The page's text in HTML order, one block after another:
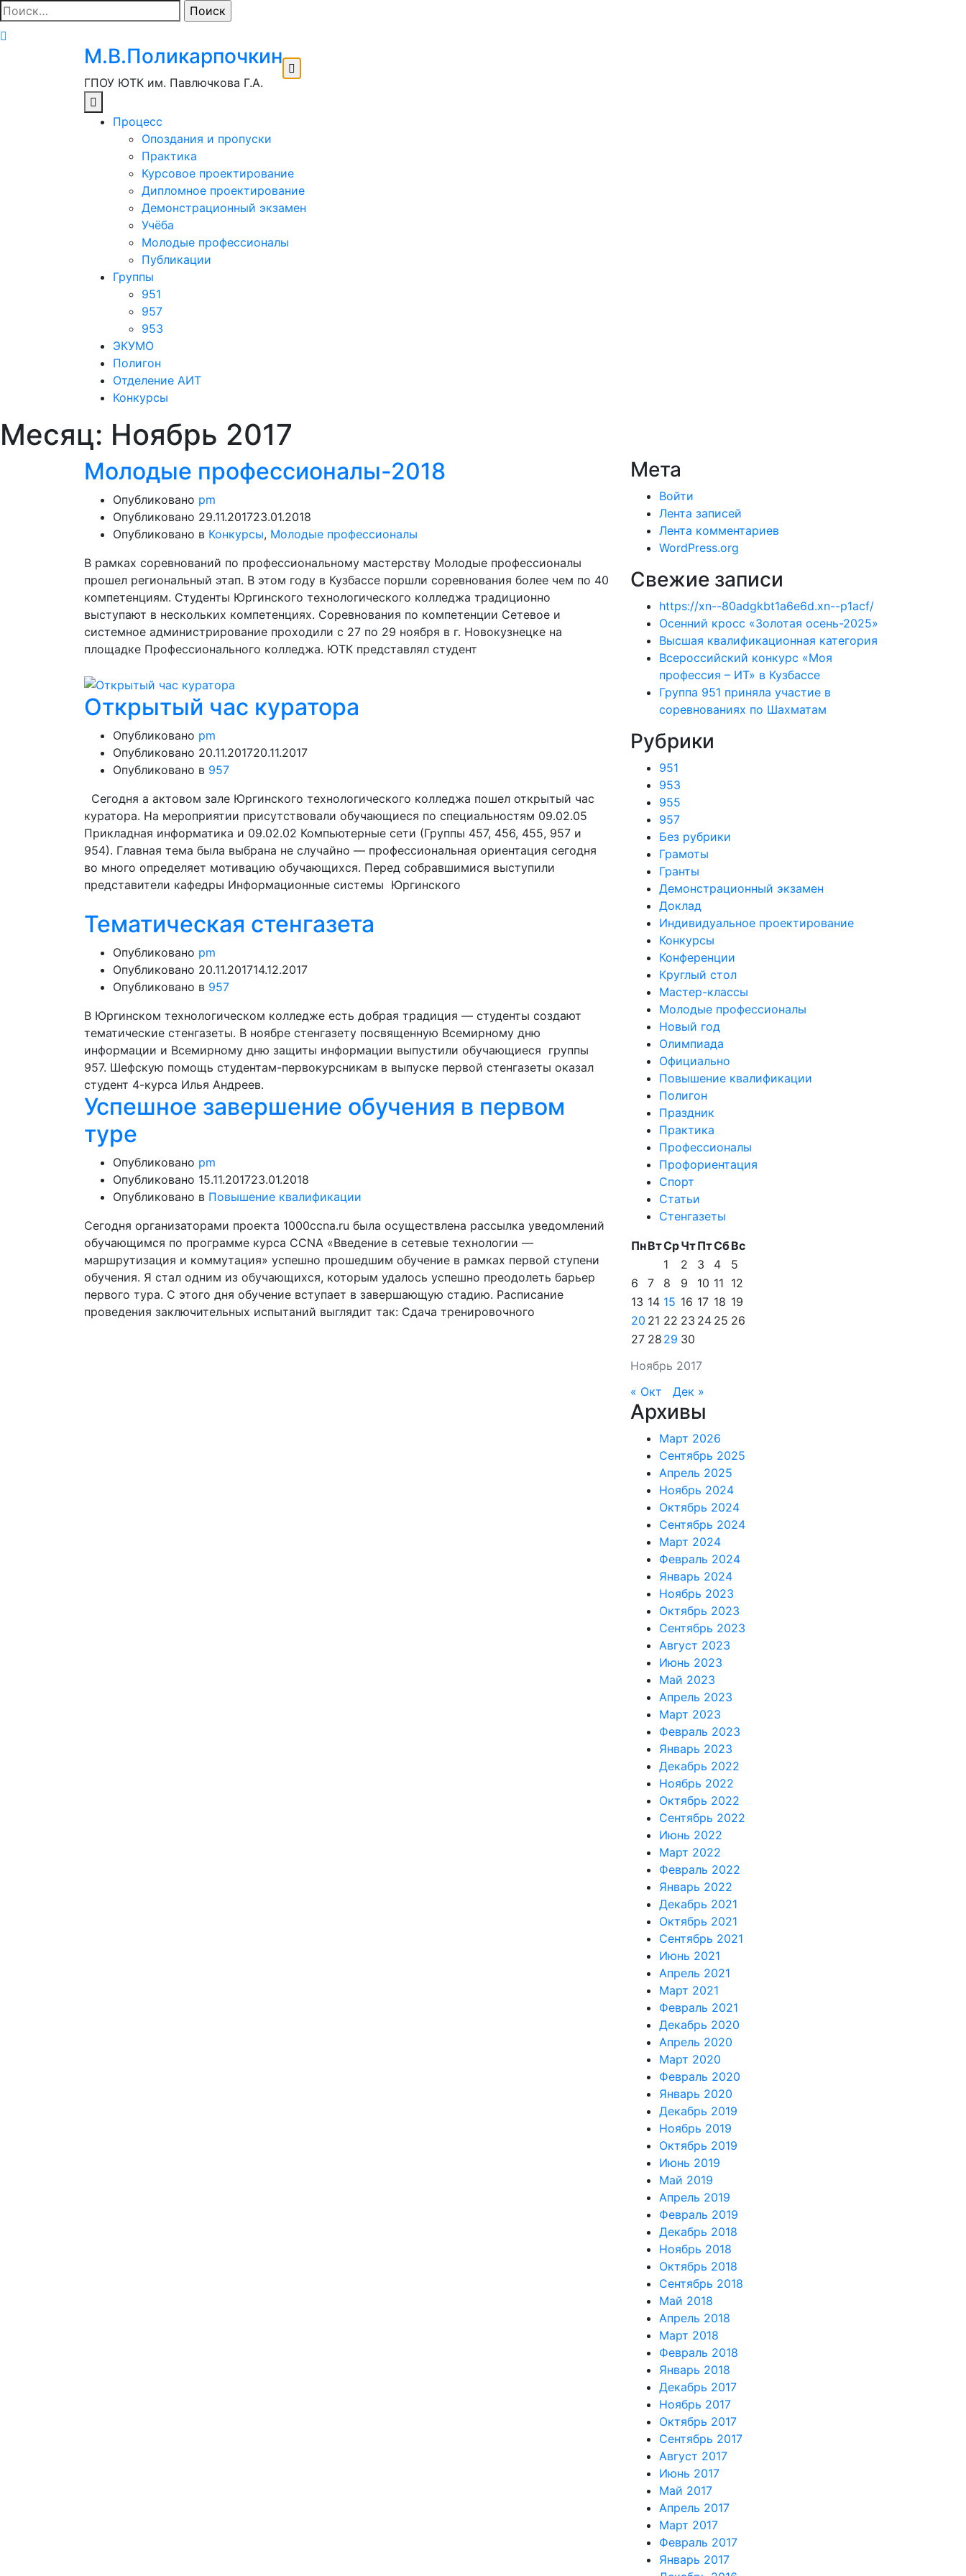
Перейти
к
содержимому
Найти:
М.В.Поликарпочкин
ГПОУ ЮТК им. Павлючкова Г.А.
Процесс
Опоздания и пропуски
Практика
Курсовое проектирование
Дипломное проектирование
Демонстрационный экзамен
Учёба
Молодые профессионалы
Публикации
Группы
951
957
953
ЭКУМО
Полигон
Отделение АИТ
Конкурсы
Месяц: Ноябрь 2017
Молодые профессионалы-2018
Опубликовано pm
Опубликовано 29.11.201723.01.2018
Опубликовано в Конкурсы, Молодые профессионалы
В рамках соревнований по профессиональному мастерству Молодые профессионалы
прошел региональный этап. В этом году в Кузбассе поршли соревнования более чем по 40
компетенциям. Студенты Юргинского технологического колледжа традиционно
выступают в нескольких компетенциях. Соревнования по компетенции Сетевое и
системное администрирование проходили с 27 по 29 ноября в г. Новокузнецке на
площадке Профессионального колледжа. ЮТК представлял студент
Открытый час куратора
Опубликовано pm
Опубликовано 20.11.201720.11.2017
Опубликовано в 957
Сегодня а актовом зале Юргинского технологического колледжа пошел открытый час
куратора. На мероприятии присутствовали обучающиеся по специальностям 09.02.05
Прикладная информатика и 09.02.02 Компьютерные сети (Группы 457, 456, 455, 957 и
954). Главная тема была выбрана не случайно — профессиональная ориентация сегодня
во много определяет мотивацию обучающихся. Перед собравшимися выступили
представители кафедры Информационные системы Юргинского
Тематическая стенгазета
Опубликовано pm
Опубликовано 20.11.201714.12.2017
Опубликовано в 957
В Юргинском технологическом колледже есть добрая традиция — студенты создают
тематические стенгазеты. В ноябре стенгазету посвященную Всемирному дню
информации и Всемирному дню защиты информации выпустили обучающиеся группы
957. Шефскую помощь студентам-первокурсникам в выпуске первой стенгазеты оказал
студент 4-курса Илья Андреев.
Успешное завершение обучения в первом
туре
Опубликовано pm
Опубликовано 15.11.201723.01.2018
Опубликовано в Повышение квалификации
Сегодня организаторами проекта 1000ccna.ru была осуществлена рассылка уведомлений
обучающимся по программе курса CCNA «Введение в сетевые технологии —
маршрутизация и коммутация» успешно прошедшим обучение в рамках первой ступени
обучения. Я стал одним из обучающихся, которым удалось успешно преодолеть барьер
первого тура. С этого дня обучение вступает в завершающую стадию. Расписание
проведения заключительных испытаний выглядит так: Сдача тренировочного
Мета
Войти
Лента записей
Лента комментариев
WordPress.org
Свежие записи
https://xn--80adgkbt1a6e6d.xn--p1acf/
Осенний кросс «Золотая осень-2025»
Высшая квалификационная категория
Всероссийский конкурс «Моя
профессия – ИТ» в Кузбассе
Группа 951 приняла участие в
соревнованиях по Шахматам
Рубрики
951
953
955
957
Без рубрики
Грамоты
Гранты
Демонстрационный экзамен
Доклад
Индивидуальное проектирование
Конкурсы
Конференции
Круглый стол
Мастер-классы
Молодые профессионалы
Новый год
Олимпиада
Официально
Повышение квалификации
Полигон
Праздник
Практика
Профессионалы
Профориентация
Спорт
Статьи
Стенгазеты
Ноябрь 2017
ПнВтСрЧтПтСбВс
1
2 3 4
5
6
7 8 9 10 11 12
13 14 15 16 17 18 19
20 21 22 23 24 25 26
27 28 29 30
« Окт Дек »
Архивы
Март 2026
Сентябрь 2025
Апрель 2025
Ноябрь 2024
Октябрь 2024
Сентябрь 2024
Март 2024
Февраль 2024
Январь 2024
Ноябрь 2023
Октябрь 2023
Сентябрь 2023
Август 2023
Июнь 2023
Май 2023
Апрель 2023
Март 2023
Февраль 2023
Январь 2023
Декабрь 2022
Ноябрь 2022
Октябрь 2022
Сентябрь 2022
Июнь 2022
Март 2022
Февраль 2022
Январь 2022
Декабрь 2021
Октябрь 2021
Сентябрь 2021
Июнь 2021
Апрель 2021
Март 2021
Февраль 2021
Декабрь 2020
Апрель 2020
Март 2020
Февраль 2020
Январь 2020
Декабрь 2019
Ноябрь 2019
Октябрь 2019
Июнь 2019
Май 2019
Апрель 2019
Февраль 2019
Декабрь 2018
Ноябрь 2018
Октябрь 2018
Сентябрь 2018
Май 2018
Апрель 2018
Март 2018
Февраль 2018
Январь 2018
Декабрь 2017
Ноябрь 2017
Октябрь 2017
Сентябрь 2017
Август 2017
Июнь 2017
Май 2017
Апрель 2017
Март 2017
Февраль 2017
Январь 2017